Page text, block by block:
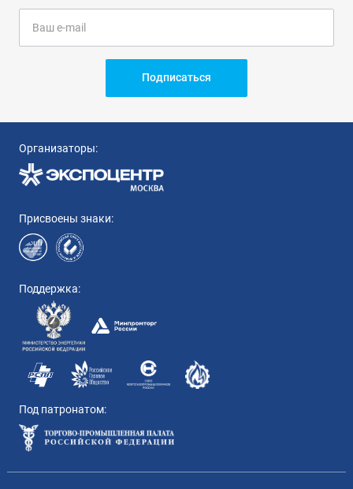
Подписаться
Организаторы:
Присвоены знаки:
Поддержка:
Под патронатом: